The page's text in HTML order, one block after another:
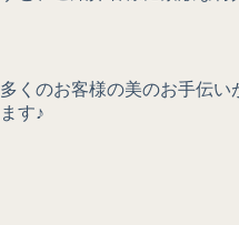
多くのお客様の美のお手伝い
ます♪